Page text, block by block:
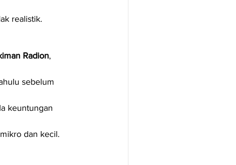
realistik.
Radion,
sebelum
keuntungan
dan kecil.